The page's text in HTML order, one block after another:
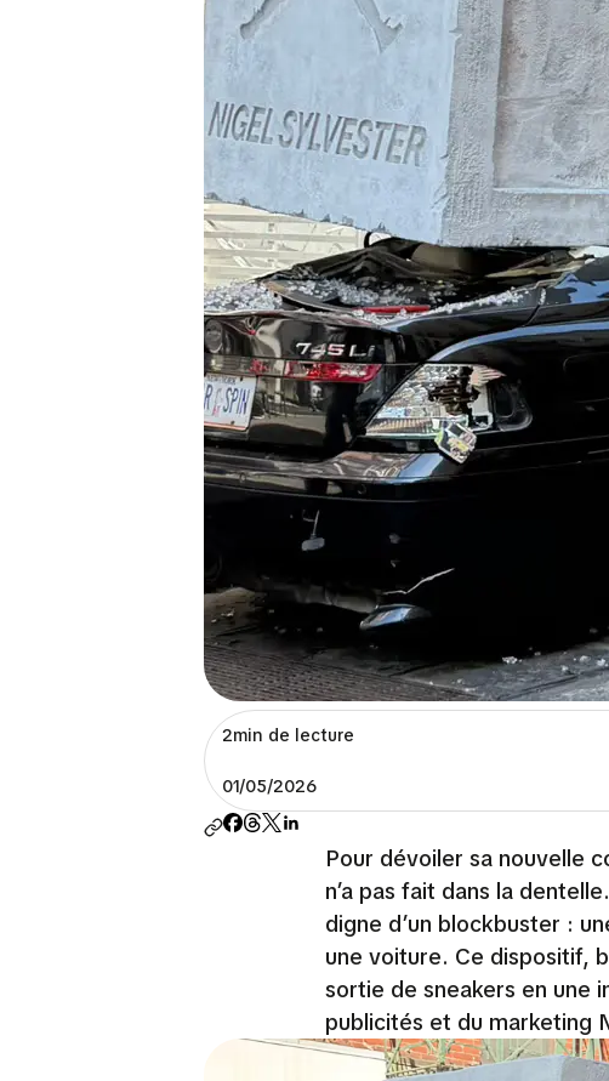
2min de lecture
01/05/2026
Pour dévoiler sa nouvelle
n’a pas fait dans la
digne d’un blockbuster :
une voiture. Ce dispositif,
sortie de sneakers en une
publicités et du marketing